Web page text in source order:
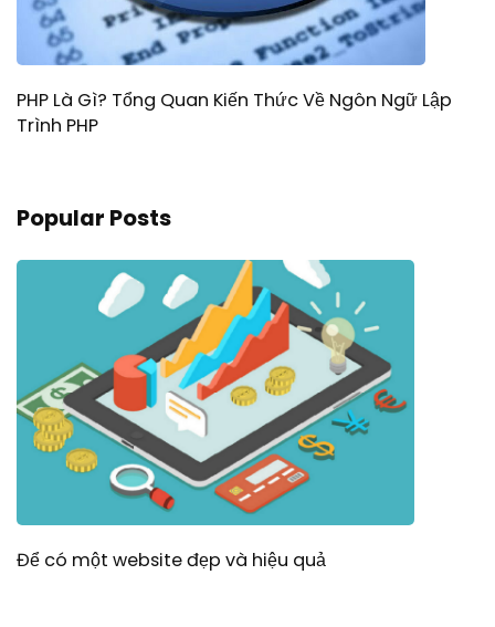
PHP Là Gì? Tổng Quan Kiến Thức Về Ngôn Ngữ Lập
Trình PHP
Popular Posts
Để có một website đẹp và hiệu quả